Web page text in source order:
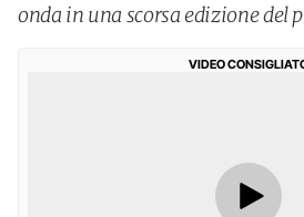
onda in una scorsa edizione del
VIDEO